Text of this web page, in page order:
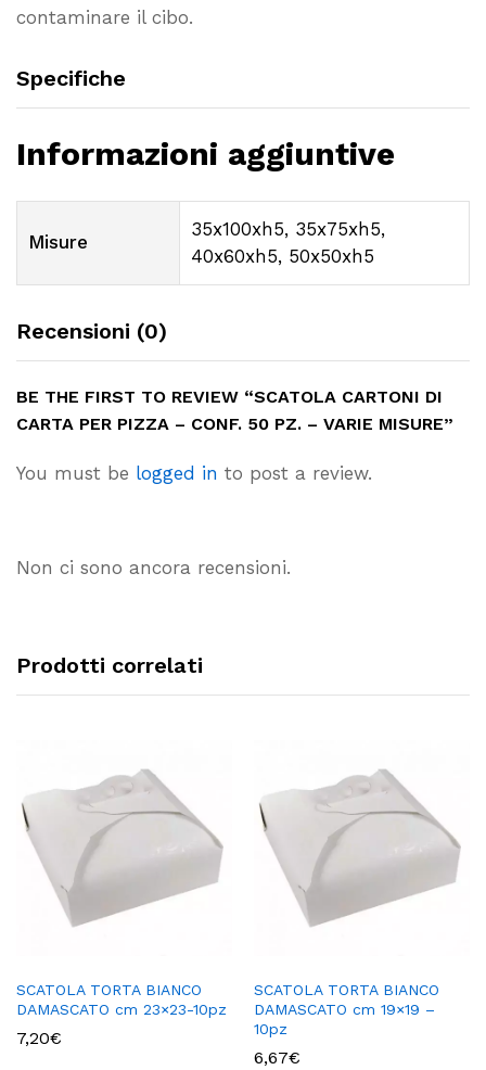
contaminare il cibo.
Specifiche
Informazioni aggiuntive
Misure
35x100xh5, 35x75xh5,
40x60xh5, 50x50xh5
Recensioni (0)
BE THE FIRST TO REVIEW “SCATOLA CARTONI DI
CARTA PER PIZZA – CONF. 50 PZ. – VARIE MISURE”
You must be logged in to post a review.
Non ci sono ancora recensioni.
Prodotti correlati
SCATOLA TORTA BIANCO
DAMASCATO cm 23×23-10pz
7,20€
SCATOLA TORTA BIANCO
DAMASCATO cm 19×19 –
10pz
6,67€